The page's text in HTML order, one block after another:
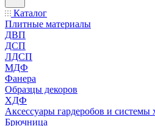
Каталог
Плитные материалы
ДВП
ДСП
ЛДСП
МДФ
Фанера
Образцы декоров
ХДФ
Аксессуары гардеробов и системы
Брючница